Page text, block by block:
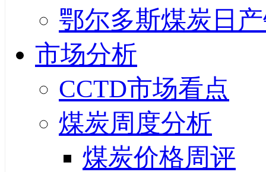
鄂尔多斯煤炭日
市场分析
CCTD市场看点
煤炭周度分析
煤炭价格周评